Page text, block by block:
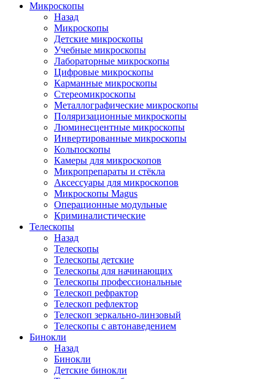
Микроскопы
Назад
Микроскопы
Детские микроскопы
Учебные микроскопы
Лабораторные микроскопы
Цифровые микроскопы
Карманные микроскопы
Стереомикроскопы
Металлографические микроскопы
Поляризационные микроскопы
Люминесцентные микроскопы
Инвертированные микроскопы
Кольпоскопы
Камеры для микроскопов
Микропрепараты и стёкла
Аксессуары для микроскопов
Микроскопы Magus
Операционные модульные
Криминалистические
Телескопы
Назад
Телескопы
Телескопы детские
Телескопы для начинающих
Телескопы профессиональные
Телескоп рефрактор
Телескоп рефлектор
Телескоп зеркально-линзовый
Телескопы с автонаведением
Бинокли
Назад
Бинокли
Детские бинокли